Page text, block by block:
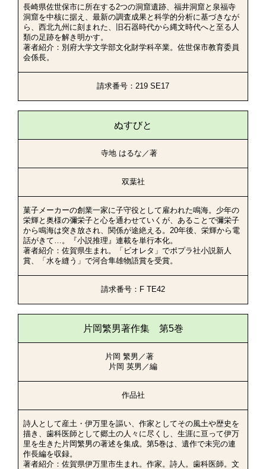
長崎県佐世保市に所在する2つの洞窟遺跡、福井洞窟と泉福寺
洞窟を中核に据え、最新の調査成果と科学的分析に基づきなが
ら、西北九州に刻まれた、旧石器時代から縄文時代へと至る人
類の足跡を解き明かす。
著者紹介：別府大学文学部文化財学科卒業。佐世保市教育委員
会係長。
請求番号：219 SE17
ぬすびと
寺地 はるな／著
双葉社
菓子メーカーの創業一家に子守役として雇われた鳴海。少年の
栄輝と奥様の彌栄子と心を通わせていくが、あることで彌栄子
から鳴海は突き放され、関係が途絶える。20年後、栄輝から電
話がきて…。『小説推理』連載を単行本化。
著者紹介：佐賀県生まれ。「ビオレタ」でポプラ社小説新人
賞、「水を縫う」で河合隼雄物語賞を受賞。
請求番号：F TE42
片岡繁男著作集 第5巻
片岡 繁男／著
片岡 英男／編
作品社
詩人として産土・伊万里を謳い、作家としてその風土や歴史を
描き、歯科医師として郷土の人々に尽くし、生涯に亘って伊万
里を生きた片岡繁男の著述を集成。第5巻は、遺作で未完の連
作長編を収録。
著者紹介：佐賀県伊万里市生まれ。作家。詩人。歯科医師。文